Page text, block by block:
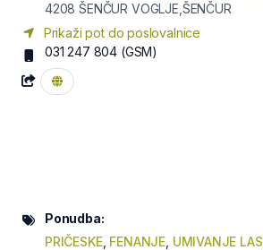
4208 ŠENČUR VOGLJE,ŠENČUR
Prikaži pot do poslovalnice
031 247 804 (GSM)
Ponudba:
PRIČESKE, FENANJE UMIVANJE LAS